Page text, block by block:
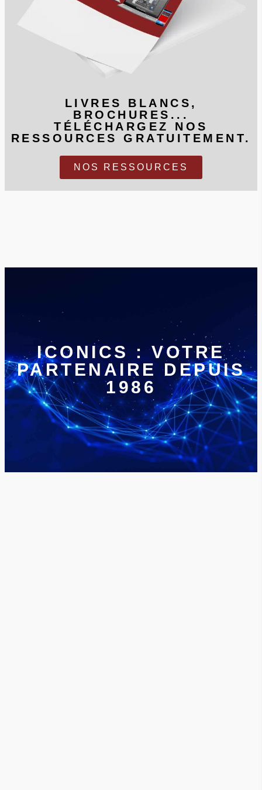
LIVRES BLANCS,
BROCHURES...
TÉLÉCHARGEZ NOS
RESSOURCES GRATUITEMENT.
NOS RESSOURCES
ICONICS : VOTRE
PARTENAIRE DEPUIS
1986